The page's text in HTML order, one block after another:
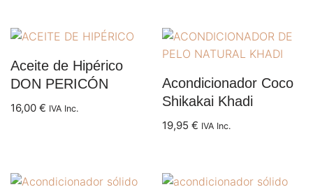
Aceite de Hipérico
DON PERICÓN
16,00 € IVA Inc.
Acondicionador Coco
Shikakai Khadi
19,95€ IVA Inc.